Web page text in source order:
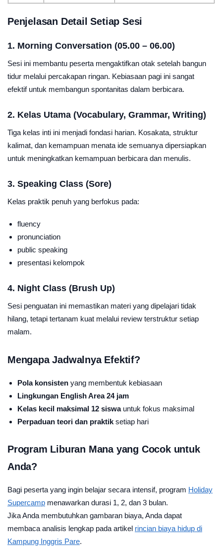
Penjelasan Detail Setiap Sesi
1. Morning Conversation (05.00 – 06.00)
Sesi ini membantu peserta mengaktifkan otak setelah bangun
tidur melalui percakapan ringan. Kebiasaan pagi ini sangat
efektif untuk membangun spontanitas dalam berbicara.
2. Kelas Utama (Vocabulary, Grammar, Writing)
Tiga kelas inti ini menjadi fondasi harian. Kosakata, struktur
kalimat, dan kemampuan menata ide semuanya dipersiapkan
untuk meningkatkan kemampuan berbicara dan menulis.
3. Speaking Class (Sore)
Kelas praktik penuh yang berfokus pada:
fluency
pronunciation
public speaking
presentasi kelompok
4. Night Class (Brush Up)
Sesi penguatan ini memastikan materi yang dipelajari tidak
hilang, tetapi tertanam kuat melalui review terstruktur setiap
malam.
Mengapa Jadwalnya Efektif?
Pola konsisten yang membentuk kebiasaan
Lingkungan English Area 24 jam
Kelas kecil maksimal 12 siswauntuk fokus maksimal
Perpaduan teori dan praktik setiap hari
Program Liburan Mana yang Cocok untuk
Anda?
Bagi peserta yang ingin belajar secara intensif, program Holiday
Supercamp menawarkan durasi 1, 2, dan 3 bulan.
Jika Anda membutuhkan gambaran biaya, Anda dapat
membaca analisis lengkap pada artikel rincian biaya hidup di
Kampung Inggris Pare.